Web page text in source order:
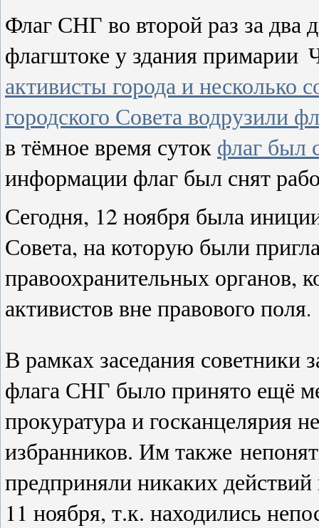
Флаг СНГ во второй раз за два
флагштоке у здания примарии
активисты города и несколько
городского Совета водрузили
в тёмное время суток флаг был
информации флаг был снят
Сегодня, 12 ноября была
Совета, на которую были
правоохранительных органов,
активистов вне правового поля.
В рамках заседания советники
флага СНГ было принято ещё
прокуратура и
избранников. Им также
предприняли никаких
11 ноября, т.к. находились